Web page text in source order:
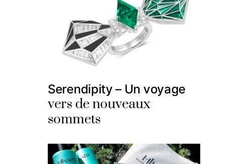
Serendipity – Un voyage
vers de nouveaux
sommets